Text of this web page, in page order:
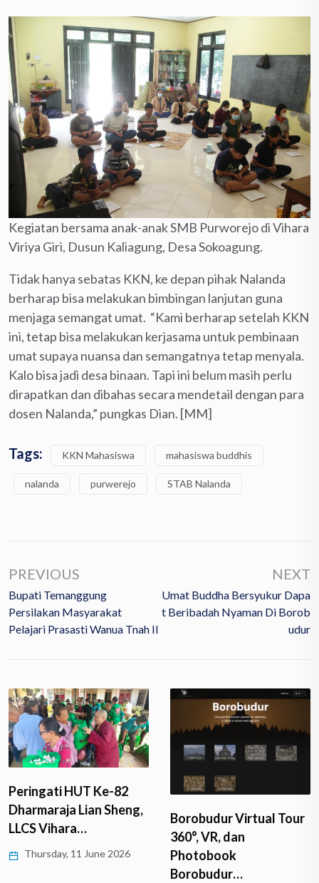
Kegiatan bersama anak-anak SMB Purworejo di Vihara
Viriya Giri, Dusun Kaliagung, Desa Sokoagung.
Tidak hanya sebatas KKN, ke depan pihak Nalanda
berharap bisa melakukan bimbingan lanjutan guna
menjaga semangat umat. “Kami berharap setelah KKN
ini, tetap bisa melakukan kerjasama untuk pembinaan
umat supaya nuansa dan semangatnya tetap menyala.
Kalo bisa jadi desa binaan. Tapi ini belum masih perlu
dirapatkan dan dibahas secara mendetail dengan para
dosen Nalanda,” pungkas Dian. [MM]
Tags: KKN Mahasiswa mahasiswa buddhis
nalanda purwerejo STAB Nalanda
PREVIOUS
Bupati Temanggung
Persilakan Masyarakat
Pelajari Prasasti Wanua Tnah II
NEXT
Umat Buddha Bersyukur Dapa
T Beribadah Nyaman Di Borob
Udur
Peringati HUT Ke-82
Dharmaraja Lian Sheng,
LLCS Vihara…
Thursday, 11 June 2026
Borobudur Virtual Tour
360°, VR, dan
Photobook
Borobudur…